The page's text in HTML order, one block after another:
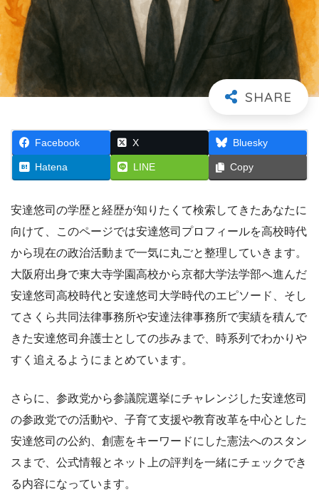
Facebook X Bluesky
Hatena LINE Copy
安達悠司の学歴と経歴が知りたくて検索してきたあなたに
向けて、このページでは安達悠司プロフィールを高校時代
から現在の政治活動まで一気に丸ごと整理していきます。
大阪府出身で東大寺学園高校から京都大学法学部へ進んだ
安達悠司高校時代と安達悠司大学時代のエピソード、そし
てさくら共同法律事務所や安達法律事務所で実績を積んで
きた安達悠司弁護士としての歩みまで、時系列でわかりや
すく追えるようにまとめています。
さらに、参政党から参議院選挙にチャレンジした安達悠司
の参政党での活動や、子育て支援や教育改革を中心とした
安達悠司の公約、創憲をキーワードにした憲法へのスタン
スまで、公式情報とネット上の評判を一緒にチェックでき
る内容になっています。